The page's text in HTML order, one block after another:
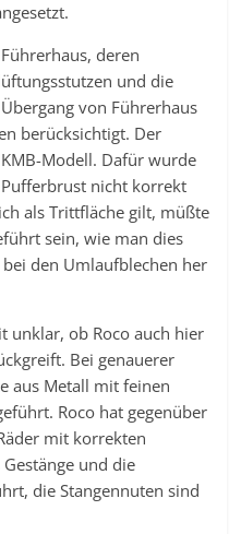
deren
und die
von Führerhaus
berücksichtigt. Der
Modell. Dafür wurde
nicht korrekt
als Trittfläche gilt, müßte
sein, wie man dies
den Umlaufblechen her
unklar, ob Roco auch hier
Bei genauerer
aus Metall mit feinen
Roco hat gegenüber
mit korrekten
und die
die Stangennuten sind